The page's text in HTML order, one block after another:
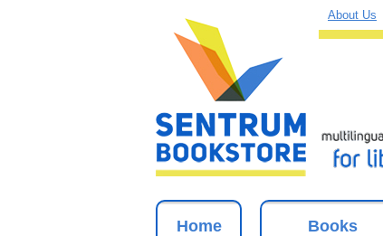
About Us
Home Books